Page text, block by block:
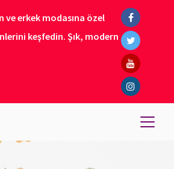
ve erkek modasına özel
keşfedin. Şık, modern